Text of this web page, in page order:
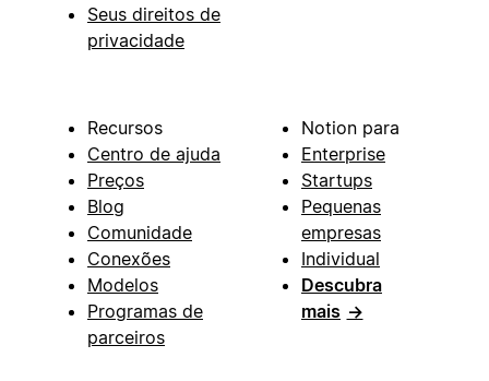
Seus direitos de
privacidade
Recursos
Centro de ajuda
Preços
Blog
Comunidade
Conexões
Modelos
Programas de
parceiros
Notion para
Enterprise
Startups
Pequenas
empresas
Individual
Descubra
mais →